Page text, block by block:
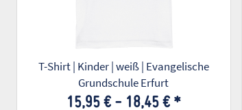
T-Shirt | Kinder | weiß | Evangelische
Grundschule Erfurt
15,95 € - 18,45 € *